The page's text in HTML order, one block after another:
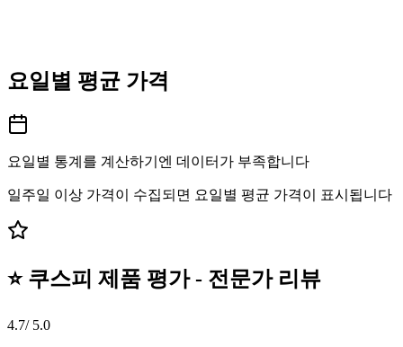
요일별 평균 가격
요일별 통계를 계산하기엔 데이터가 부족합니다
일주일 이상 가격이 수집되면 요일별 평균 가격이 표시됩니다
⭐ 쿠스피 제품 평가 - 전문가 리뷰
4.7/ 5.0